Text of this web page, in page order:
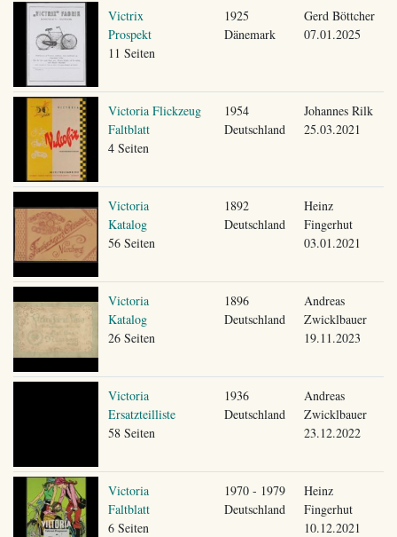
Victrix
Prospekt
11 Seiten
1925
Dänemark
Gerd Böttcher
07.01.2025
Victoria Flickzeug
Faltblatt
4 Seiten
1954
Deutschland
Johannes Rilk
25.03.2021
Victoria
Katalog
56 Seiten
1892
Deutschland
Heinz
Fingerhut
03.01.2021
Victoria
Katalog
26 Seiten
1896
Deutschland
Andreas
Zwicklbauer
19.11.2023
Victoria
Ersatzteilliste
58 Seiten
1936
Deutschland
Andreas
Zwicklbauer
23.12.2022
Victoria
Faltblatt
6 Seiten
1970 - 1979
Deutschland
Heinz
Fingerhut
10.12.2021